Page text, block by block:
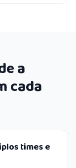
a
cada
times e